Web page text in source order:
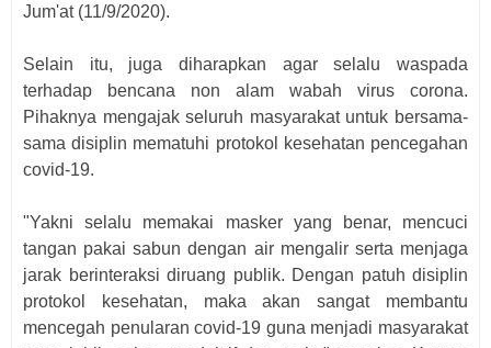
Jum'at (11/9/2020).
Selain itu, juga diharapkan agar selalu waspada
terhadap bencana non alam wabah virus corona.
Pihaknya mengajak seluruh masyarakat untuk bersama-
sama disiplin mematuhi protokol kesehatan pencegahan
covid-19.
"Yakni selalu memakai masker yang benar, mencuci
tangan pakai sabun dengan air mengalir serta menjaga
jarak berinteraksi diruang publik. Dengan patuh disiplin
protokol kesehatan, maka akan sangat membantu
mencegah penularan covid-19 guna menjadi masyarakat